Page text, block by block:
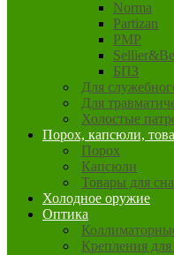
Norma
Partizan
PMP
БПЗ
Для
Для
Холостые
Порох, капсюли,
Порох
Капсюли
Товары для
Холодное оружие
Оптика
Крепления